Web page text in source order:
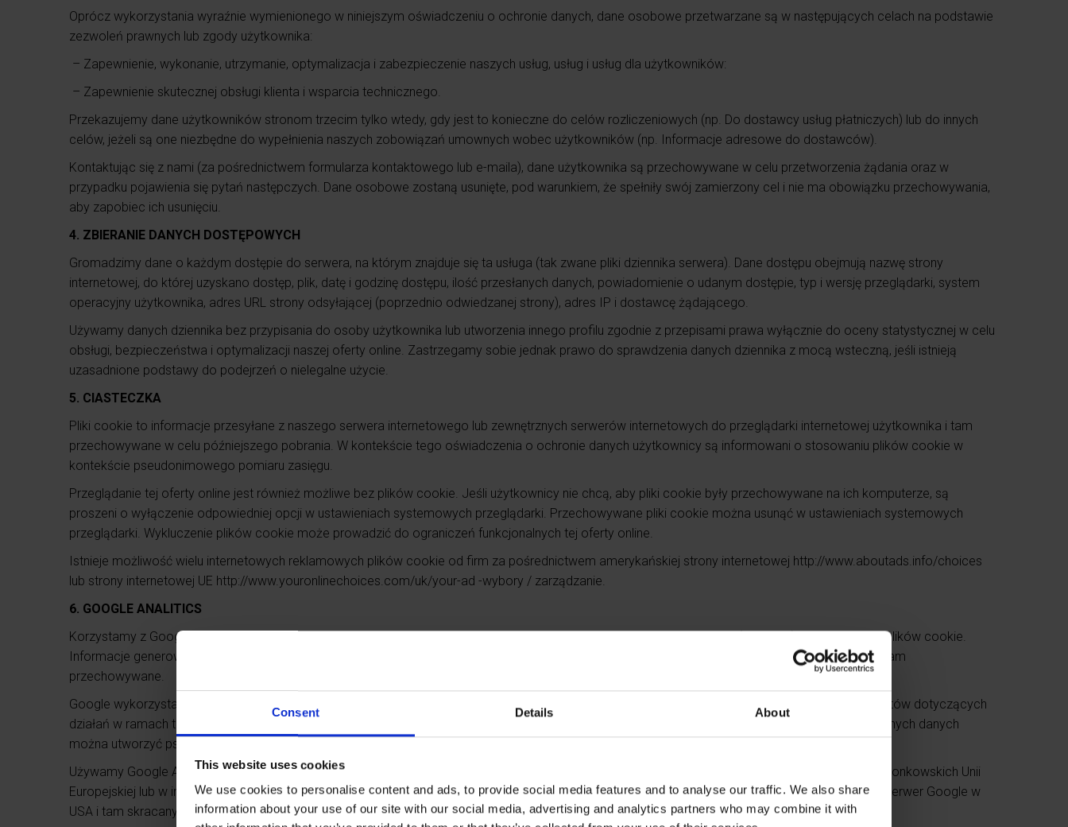
Consent Details About
This website uses cookies
We use cookies to personalise content and ads, to provide social media features and to analyse our traffic. We also share
information about your use of our site with our social media, advertising and analytics partners who may combine it with
Oprócz wykorzystania wyraźnie wymienionego w niniejszym oświadczeniu o ochronie danych, dane osobowe przetwarzane są w następujących celach na podstawie
zezwoleń prawnych lub zgody użytkownika:
– Zapewnienie, wykonanie, utrzymanie, optymalizacja i zabezpieczenie naszych usług, usług i usług dla użytkowników:
– Zapewnienie skutecznej obsługi klienta i wsparcia technicznego.
Przekazujemy dane użytkowników stronom trzecim tylko wtedy, gdy jest to konieczne do celów rozliczeniowych (np. Do dostawcy usług płatniczych) lub do innych
celów, jeżeli są one niezbędne do wypełnienia naszych zobowiązań umownych wobec użytkowników (np. Informacje adresowe do dostawców).
Kontaktując się z nami (za pośrednictwem formularza kontaktowego lub e-maila), dane użytkownika są przechowywane w celu przetworzenia żądania oraz w
przypadku pojawienia się pytań następczych. Dane osobowe zostaną usunięte, pod warunkiem, że spełniły swój zamierzony cel i nie ma obowiązku przechowywania,
aby zapobiec ich usunięciu.
4. ZBIERANIE DANYCH DOSTĘPOWYCH
Gromadzimy dane o każdym dostępie do serwera, na którym znajduje się ta usługa (tak zwane pliki dziennika serwera). Dane dostępu obejmują nazwę strony
internetowej, do której uzyskano dostęp, plik, datę i godzinę dostępu, ilość przesłanych danych, powiadomienie o udanym dostępie, typ i wersję przeglądarki, system
operacyjny użytkownika, adres URL strony odsyłającej (poprzednio odwiedzanej strony), adres IP i dostawcę żądającego.
Używamy danych dziennika bez przypisania do osoby użytkownika lub utworzenia innego profilu zgodnie z przepisami prawa wyłącznie do oceny statystycznej w celu
obsługi, bezpieczeństwa i optymalizacji naszej oferty online. Zastrzegamy sobie jednak prawo do sprawdzenia danych dziennika z mocą wsteczną, jeśli istnieją
uzasadnione podstawy do podejrzeń o nielegalne użycie.
5. CIASTECZKA
Pliki cookie to informacje przesyłane z naszego serwera internetowego lub zewnętrznych serwerów internetowych do przeglądarki internetowej użytkownika i tam
przechowywane w celu późniejszego pobrania. W kontekście tego oświadczenia o ochronie danych użytkownicy są informowani o stosowaniu plików cookie w
kontekście pseudonimowego pomiaru zasięgu.
Przeglądanie tej oferty online jest również możliwe bez plików cookie. Jeśli użytkownicy nie chcą, aby pliki cookie były przechowywane na ich komputerze, są
proszeni o wyłączenie odpowiedniej opcji w ustawieniach systemowych przeglądarki. Przechowywane pliki cookie można usunąć w ustawieniach systemowych
przeglądarki. Wykluczenie plików cookie może prowadzić do ograniczeń funkcjonalnych tej oferty online.
Istnieje możliwość wielu internetowych reklamowych plików cookie od firm za pośrednictwem amerykańskiej strony internetowej http://www.aboutads.info/choices
lub strony internetowej UE http://www.youronlinechoices.com/uk/your-ad -wybory / zarządzanie.
6. GOOGLE ANALITICS
Korzystamy z Google Analytics, usługi analizy oglądalności stron internetowych udostępnianej przez Google Ireland Ltd. („Google”). Google używa plików cookie.
Informacje generowane przez plik cookie na temat korzystania z oferty online przez użytkownika są zwykle przesyłane na serwer Google w USA i tam
przechowywane.
Google wykorzysta te informacje w naszym imieniu w celu oceny korzystania z naszej oferty online przez użytkowników, w celu opracowania raportów dotyczących
działań w ramach tej oferty online oraz w celu świadczenia nam innych usług związanych z korzystaniem z tej oferty online i Internetu. Z przetwarzanych danych
można utworzyć pseudonimowe profile użytkowników.
Używamy Google Analytics tylko z aktywowaną anonimizacją IP. Oznacza to, że adres IP użytkownika jest skracany przez Google w państwach członkowskich Unii
Europejskiej lub w innych umawiających się krajach Porozumienia o Europejskim Obszarze Gospodarczym. Pełny adres IP jest przesyłany tylko na serwer Google w
USA i tam skracany w wyjątkowych przypadkach.